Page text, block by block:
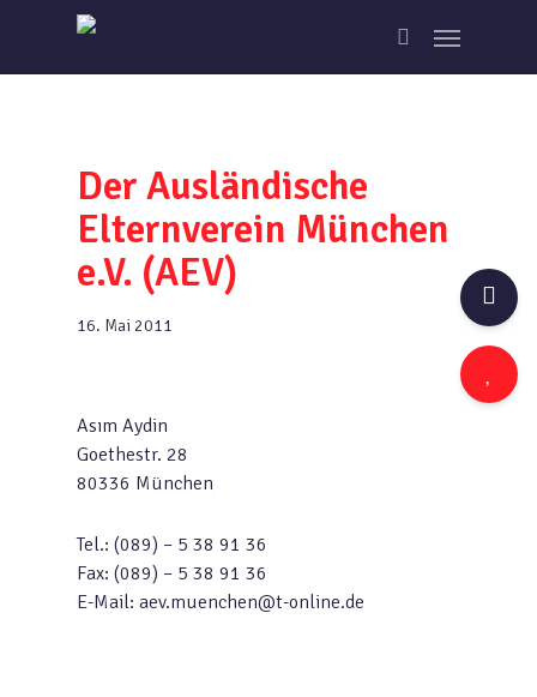
main
search
Menu
Der Ausländische
Elternverein München
e.V. (AEV)
16. Mai 2011
Asım Aydin
Goethestr. 28
80336 München
Tel.: (089) – 5 38 91 36
Fax: (089) – 5 38 91 36
E-Mail: aev.muenchen@t-online.de